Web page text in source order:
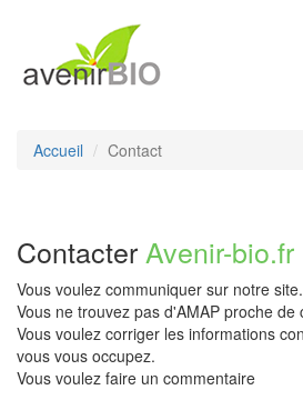
Accueil Contact
Contacter Avenir-bio.fr
Vous voulez communiquer sur notre site.
Vous ne trouvez pas d'AMAP proche de
Vous voulez corriger les informations
vous vous occupez.
Vous voulez faire un commentaire